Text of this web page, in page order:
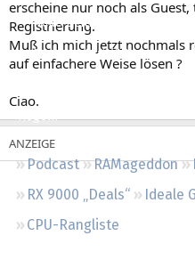
Neue Beiträge
Neueste Aktivitäten
Regeln
Podcast RAMageddon
RX 9000 „Deals“
Ideale
CPU-Rangliste
erscheine nur noch als
Registrierung.
Muß ich mich jetzt nochmals
auf einfachere Weise lösen ?
Ciao.